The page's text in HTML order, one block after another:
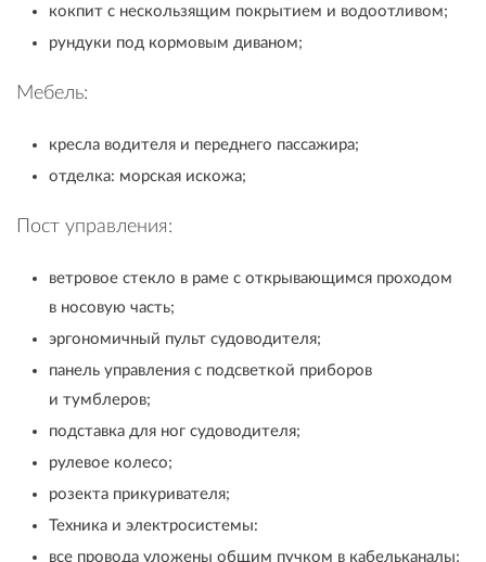
кокпит с нескользящим покрытием и водоотливом;
рундуки под кормовым диваном;
Мебель:
кресла водителя и переднего пассажира;
отделка: морская искожа;
Пост управления:
ветровое стекло в раме с открывающимся проходом
в носовую часть;
эргономичный пульт судоводителя;
панель управления с подсветкой приборов
и тумблеров;
подставка для ног судоводителя;
рулевое колесо;
розекта прикуривателя;
Техника и электросистемы:
все провода уложены общим пучком в кабельканалы;